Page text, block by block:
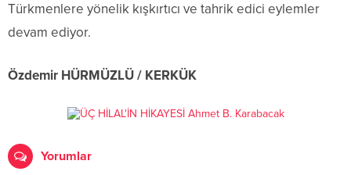
Türkmenlere yönelik kışkırtıcı ve tahrik edici eylemler
devam ediyor.
Özdemir HÜRMÜZLÜ / KERKÜK
Yorumlar